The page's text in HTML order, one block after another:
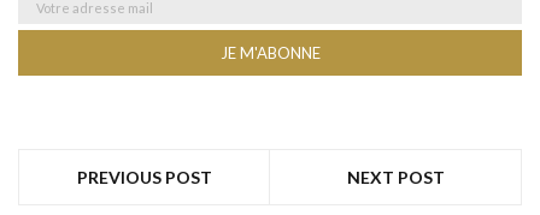
PREVIOUS POST NEXT POST